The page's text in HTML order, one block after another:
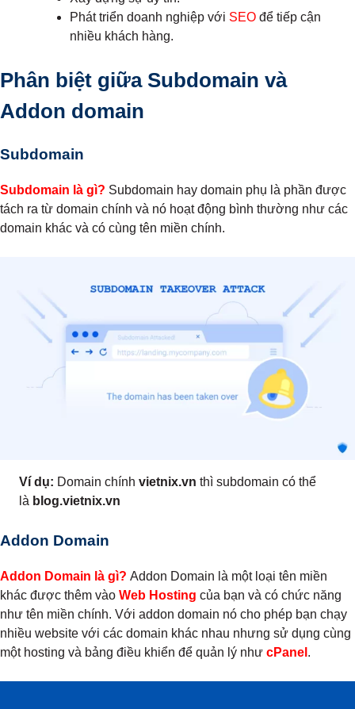
Phát triển doanh nghiệp với SEO để tiếp cận
nhiều khách hàng.
Phân biệt giữa Subdomain và
Addon domain
Subdomain
Subdomain là gì? Subdomain hay domain phụ là phần được
tách ra từ domain chính và nó hoạt động bình thường như các
domain khác và có cùng tên miền chính.
Ví dụ: Domain chính vietnix.vn thì subdomain có thể
là blog.vietnix.vn
Addon Domain
Addon Domain là gì? Addon Domain là một loại tên miền
khác được thêm vào Web Hosting của bạn và có chức năng
như tên miền chính. Với addon domain nó cho phép bạn chạy
nhiều website với các domain khác nhau nhưng sử dụng cùng
một hosting và bảng điều khiển để quản lý như cPanel .